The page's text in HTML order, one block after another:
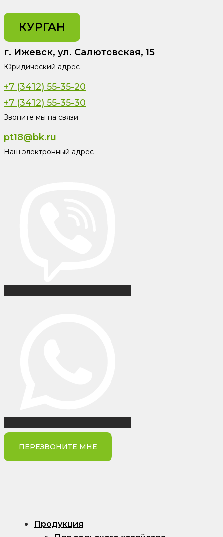
КУРГАН
г. Ижевск, ул. Салютовская, 15
Юридический адрес
+7 (3412) 55-35-20
+7 (3412) 55-35-30
Звоните мы на связи
pt18@bk.ru
Наш электронный адрес
ПЕРЕЗВОНИТЕ МНЕ
Продукция